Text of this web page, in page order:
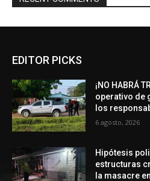
EDITOR PICKS
¡NO HABRÁ
operativo de
los
6 agosto, 2026
Hipótesis
estructuras
la masacre